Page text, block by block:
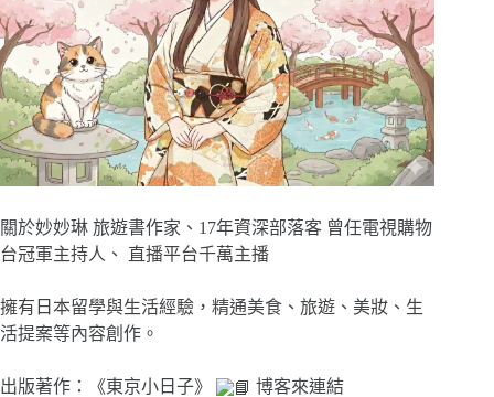
關於妙妙琳 旅遊書作家、17年資深部落客 曾任電視購物
台冠軍主持人、 直播平台千萬主播
擁有日本留學與生活經驗，精通美食、旅遊、美妝、生
活提案等內容創作。
出版著作：《東京小日子》 博客來連結